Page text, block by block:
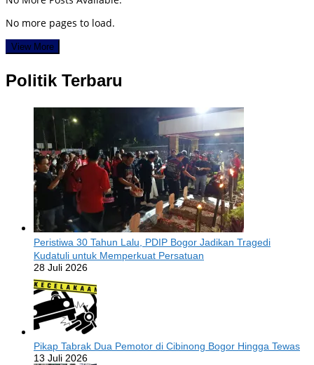
No more pages to load.
View More
Politik Terbaru
Peristiwa 30 Tahun Lalu, PDIP Bogor Jadikan Tragedi
Kudatuli untuk Memperkuat Persatuan
28 Juli 2026
Pikap Tabrak Dua Pemotor di Cibinong Bogor Hingga Tewas
13 Juli 2026